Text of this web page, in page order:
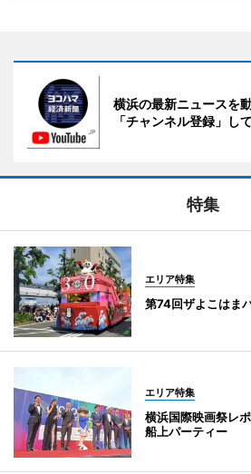
横浜の最新ニュースを
「チャンネル登録」し
特集
エリア特集
第74回ザよこは
エリア特集
横浜国際映画祭レ
船上パーティー